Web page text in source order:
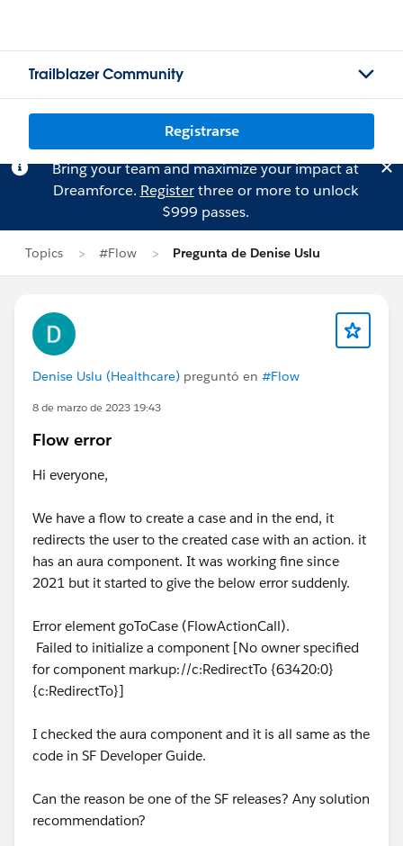
Trailblazer Community
Registrarse
Bring your team and maximize your impact at
Dreamforce. Registerthree or more to unlock
$999 passes.
Topics #Flow Pregunta de Denise Uslu
Denise Uslu (Healthcare) preguntó en #Flow
8 de marzo de 2023 19:43
Flow error
Hi everyone,
We have a flow to create a case and in the end, it
redirects the user to the created case with an action. it
has an aura component. It was working fine since
2021 but it started to give the below error suddenly.
Error element goToCase (FlowActionCall).
Failed to initialize a component [No owner specified
for component markup://c:RedirectTo {63420:0}
{c:RedirectTo}]
I checked the aura component and it is all same as the
code in SF Developer Guide.
Can the reason be one of the SF releases? Any solution
recommendation?